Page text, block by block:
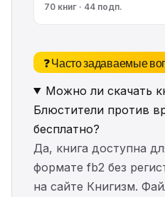
70 книг · 44 подп.
❓ Часто задаваемые
Можно ли скачать
Блюстители против
бесплатно?
Да, книга доступна
формате fb2 без
на сайте Книгизм.